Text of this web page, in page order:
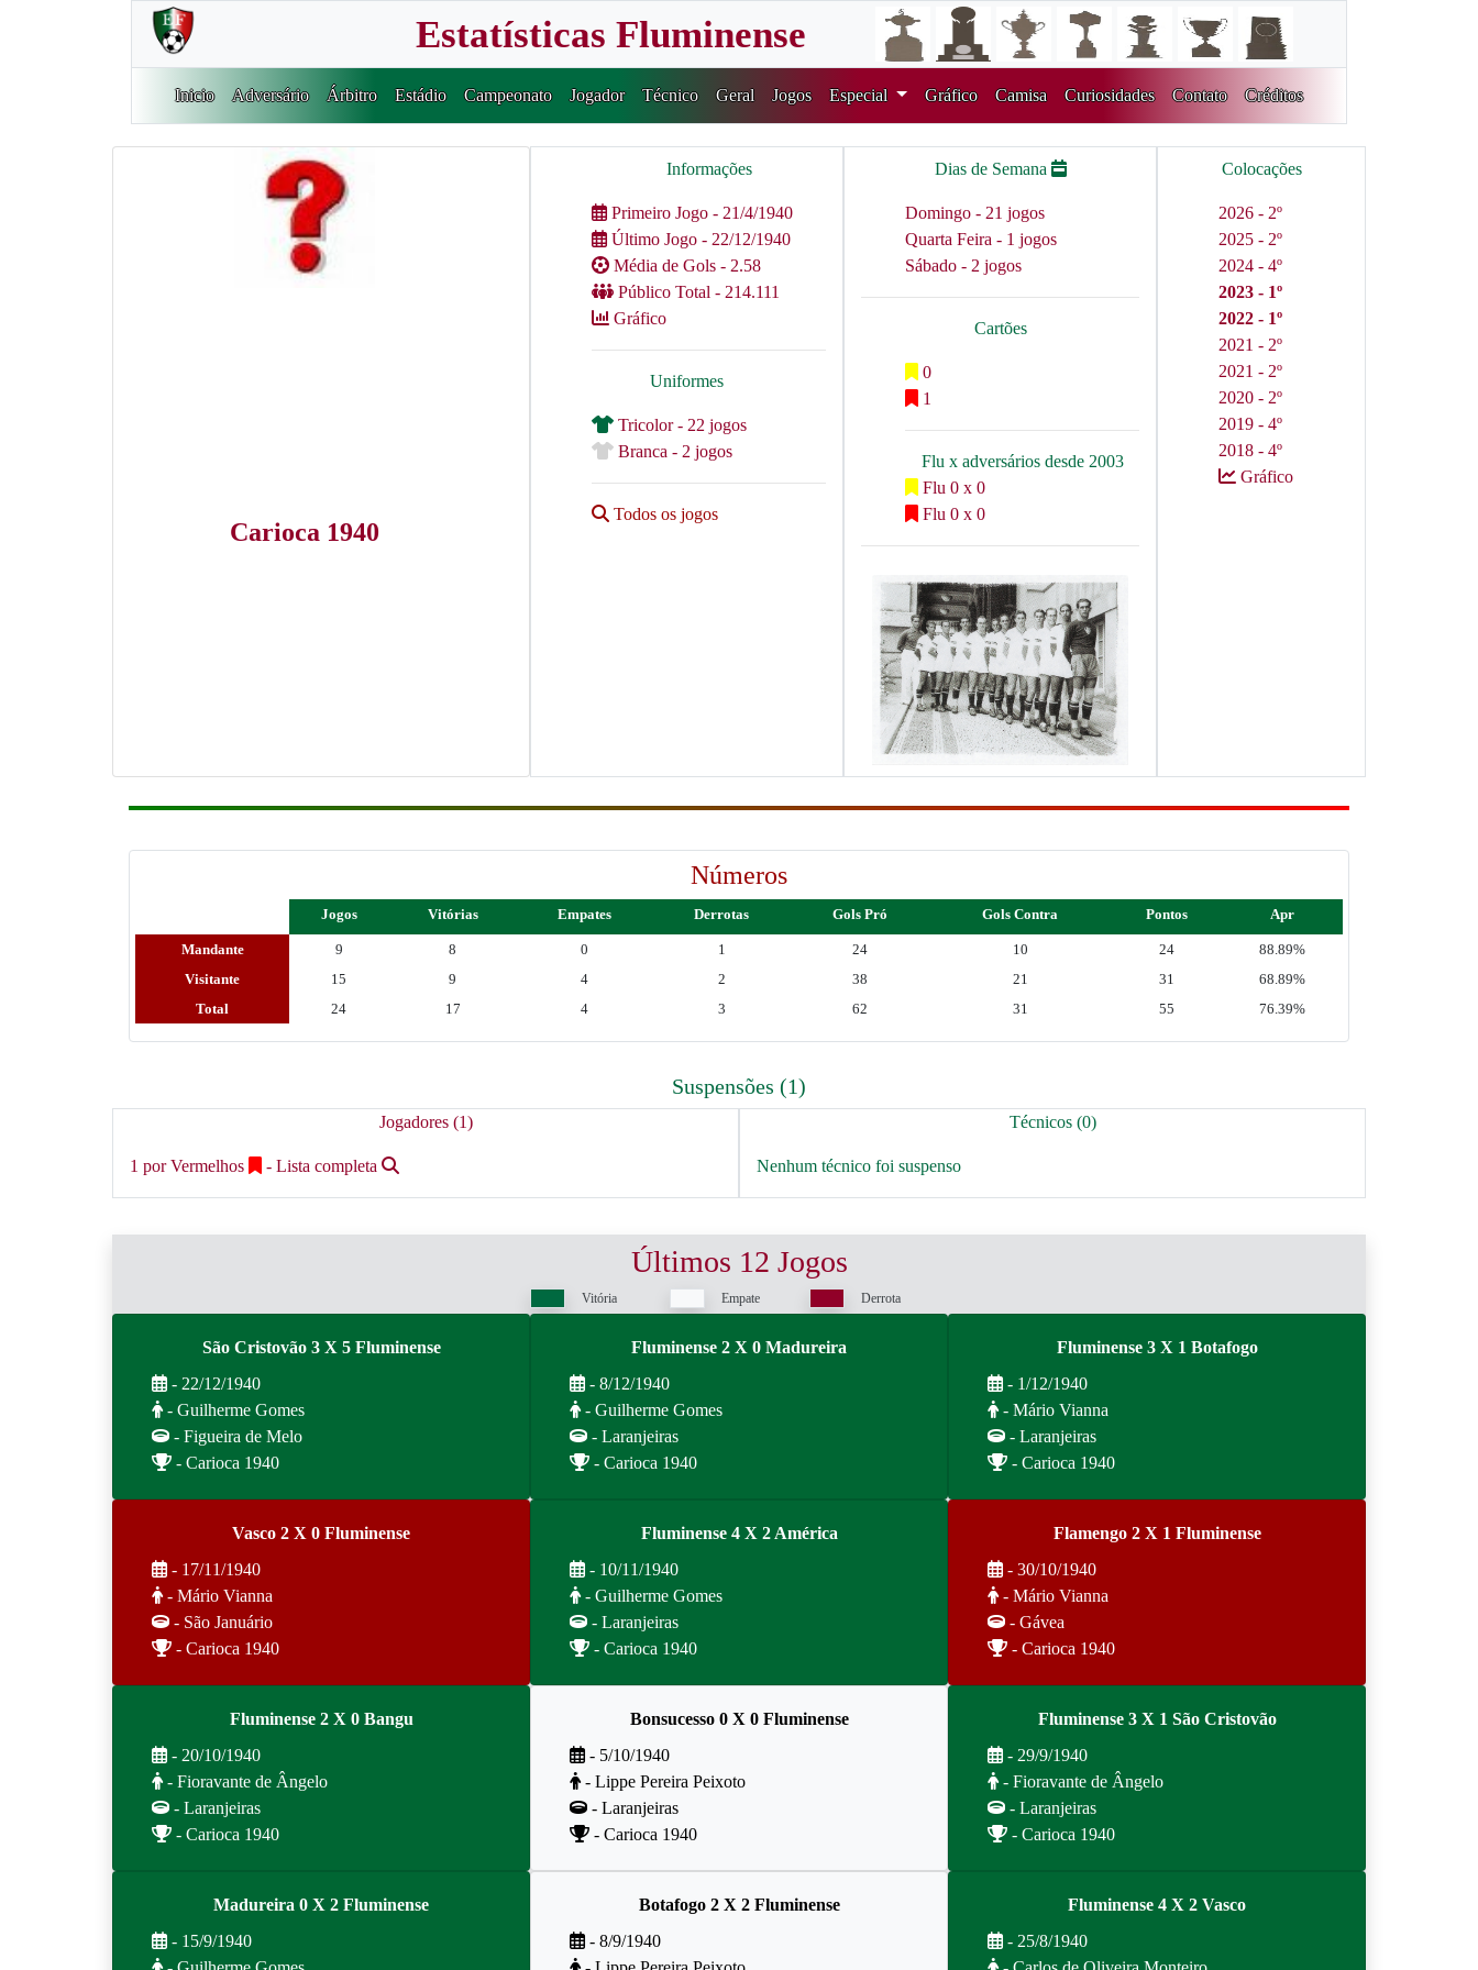
Estatísticas Fluminense
Inicio Adversário Árbitro Estádio Campeonato Jogador Técnico Geral Jogos Especial Gráfico Camisa Curiosidades Contato Créditos
Carioca 1940
Informações
Primeiro Jogo - 21/4/1940
Último Jogo - 22/12/1940
Média de Gols - 2.58
Público Total - 214.111
Gráfico
Uniformes
Tricolor - 22 jogos
Branca - 2 jogos
Todos os jogos
Dias de Semana
Domingo - 21 jogos
Quarta Feira - 1 jogos
Sábado - 2 jogos
Cartões
0
1
Flu x adversários desde 2003
Flu 0 x 0
Flu 0 x 0
Colocações
2026 - 2º
2025 - 2º
2024 - 4º
2023 - 1º
2022 - 1º
2021 - 2º
2021 - 2º
2020 - 2º
2019 - 4º
2018 - 4º
Gráfico
Números
Jogos Vitórias Empates Derrotas Gols Pró Gols Contra Pontos Apr
Mandante 9 8 0 1 24 10 24
88.89%
Visitante
15 9 4 2 38 21 31
68.89%
Total
24 17 4 3 62 31 55 76.39%
Suspensões (1)
Jogadores (1)
1 por Vermelhos - Lista completa
Técnicos (0)
Nenhum técnico foi suspenso
Últimos 12 Jogos
Vitória Empate Derrota
São Cristovão 3 X 5 Fluminense
- 22/12/1940
- Guilherme Gomes
- Figueira de Melo
- Carioca 1940
Fluminense 2 X 0 Madureira
- 8/12/1940
- Guilherme Gomes
- Laranjeiras
- Carioca 1940
Fluminense 3 X 1 Botafogo
- 1/12/1940
- Mário Vianna
- Laranjeiras
- Carioca 1940
Vasco 2 X 0 Fluminense
- 17/11/1940
- Mário Vianna
- São Januário
- Carioca 1940
Fluminense 4 X 2 América
- 10/11/1940
- Guilherme Gomes
- Laranjeiras
- Carioca 1940
Flamengo 2 X 1 Fluminense
- 30/10/1940
- Mário Vianna
- Gávea
- Carioca 1940
Fluminense 2 X 0 Bangu
- 20/10/1940
- Fioravante de Ângelo
- Laranjeiras
- Carioca 1940
Bonsucesso 0 X 0 Fluminense
- 5/10/1940
- Lippe Pereira Peixoto
- Laranjeiras
- Carioca 1940
Fluminense 3 X 1 São Cristovão
- 29/9/1940
- Fioravante de Ângelo
- Laranjeiras
- Carioca 1940
Madureira 0 X 2 Fluminense
- 15/9/1940
Botafogo 2 X 2 Fluminense
- 8/9/1940
Fluminense 4 X 2 Vasco
- 25/8/1940